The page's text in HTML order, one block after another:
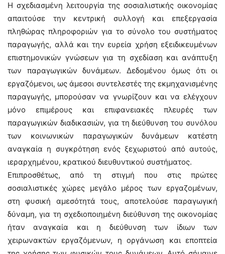
Η σχεδιασμένη λειτουργία της σοσιαλιστικής οικονομίας
απαιτούσε την κεντρική συλλογή και επεξεργασία
πληθώρας πληροφοριών για το σύνολο του συστήματος
παραγωγής, αλλά και την ευρεία χρήση εξειδικευμένων
επιστημονικών γνώσεων για τη σχεδίαση και ανάπτυξη
των παραγωγικών δυνάμεων. Δεδομένου όμως ότι οι
εργαζόμενοι, ως άμεσοι συντελεστές της εκμηχανισμένης
παραγωγής, μπορούσαν να γνωρίζουν και να ελέγχουν
μόνο επιμέρους και επιφανειακές πλευρές των
παραγωγικών διαδικασιών, για τη διεύθυνση του συνόλου
των κοινωνικών παραγωγικών δυνάμεων κατέστη
αναγκαία η συγκρότηση ενός ξεχωριστού από αυτούς,
ιεραρχημένου, κρατικού διευθυντικού συστήματος.
Επιπροσθέτως, από τη στιγμή που στις πρώτες
σοσιαλιστικές χώρες μεγάλο μέρος των εργαζομένων,
στη φυσική αμεσότητά τους, αποτελούσε παραγωγική
δύναμη, για τη σχεδιοποιημένη διεύθυνση της οικονομίας
ήταν αναγκαία και η διεύθυνση των ίδιων των
χειρωνακτών εργαζόμενων, η οργάνωση και εποπτεία